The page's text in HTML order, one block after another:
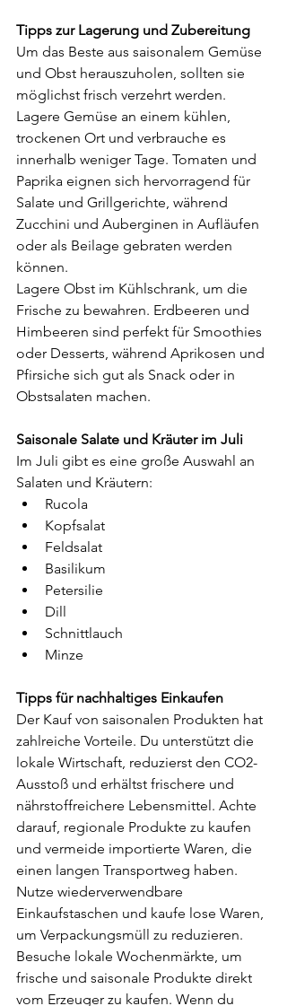
Tipps zur Lagerung und Zubereitung
Um das Beste aus saisonalem Gemüse
und Obst herauszuholen, sollten sie
möglichst frisch verzehrt werden.
Lagere Gemüse an einem kühlen,
trockenen Ort und verbrauche es
innerhalb weniger Tage. Tomaten und
Paprika eignen sich hervorragend für
Salate und Grillgerichte, während
Zucchini und Auberginen in Aufläufen
oder als Beilage gebraten werden
können.
Lagere Obst im Kühlschrank, um die
Frische zu bewahren. Erdbeeren und
Himbeeren sind perfekt für Smoothies
oder Desserts, während Aprikosen und
Pfirsiche sich gut als Snack oder in
Obstsalaten machen.
Saisonale Salate und Kräuter im Juli
Im Juli gibt es eine große Auswahl an
Salaten und Kräutern:
Rucola
Kopfsalat
Feldsalat
Basilikum
Petersilie
Dill
Schnittlauch
Minze
Tipps für nachhaltiges Einkaufen
Der Kauf von saisonalen Produkten hat
zahlreiche Vorteile. Du unterstützt die
lokale Wirtschaft, reduzierst den CO2-
Ausstoß und erhältst frischere und
nährstoffreichere Lebensmittel. Achte
darauf, regionale Produkte zu kaufen
und vermeide importierte Waren, die
einen langen Transportweg haben.
Nutze wiederverwendbare
Einkaufstaschen und kaufe lose Waren,
um Verpackungsmüll zu reduzieren.
Besuche lokale Wochenmärkte, um
frische und saisonale Produkte direkt
vom Erzeuger zu kaufen. Wenn du